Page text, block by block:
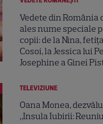
Vedete din România
ales nume speciale
copii: de la Nina,
Cosoi, la Jessica lui
Josephine a Ginei
TELEVIZIUNE
Oana Monea,
„Insula Iubirii: